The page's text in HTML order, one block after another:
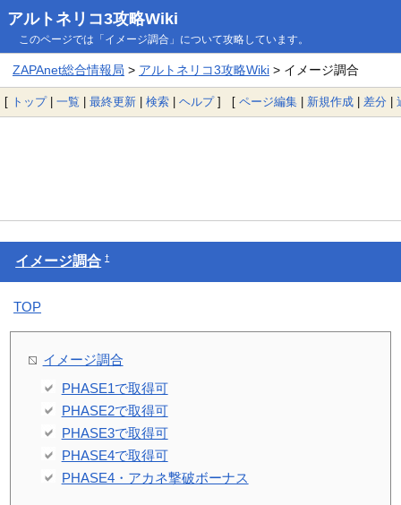
アルトネリコ3攻略Wiki
このページでは「イメージ調合」について攻略しています。
ZAPAnet総合情報局 > アルトネリコ3攻略Wiki> イメージ調合
[ トップ| 一覧 | 最終更新 | 検索 | ヘルプ] [ ページ編集 | 新規作成 | 差分 |
イメージ調合 †
TOP
イメージ調合
PHASE1で取得可
PHASE2で取得可
PHASE3で取得可
PHASE4で取得可
PHASE4・アカネ撃破ボーナス